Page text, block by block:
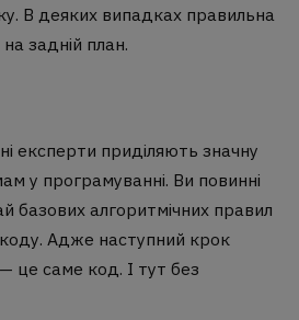
В деяких випадках правильна
задній план.
експерти приділяють значну
у програмуванні. Ви повинні
базових алгоритмічних правил
коду. Адже наступний крок
— це саме код. І тут без